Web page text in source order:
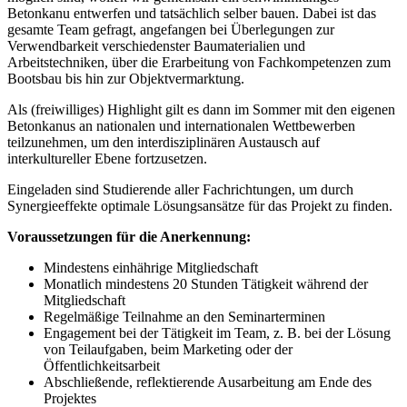
Betonkanu entwerfen und tatsächlich selber bauen. Dabei ist das
gesamte Team gefragt, angefangen bei Überlegungen zur
Verwendbarkeit verschiedenster Baumaterialien und
Arbeitstechniken, über die Erarbeitung von Fachkompetenzen zum
Bootsbau bis hin zur Objektvermarktung.
Als (freiwilliges) Highlight gilt es dann im Sommer mit den eigenen
Betonkanus an nationalen und internationalen Wettbewerben
teilzunehmen, um den interdisziplinären Austausch auf
interkultureller Ebene fortzusetzen.
Eingeladen sind Studierende aller Fachrichtungen, um durch
Synergieeffekte optimale Lösungsansätze für das Projekt zu finden.
Voraussetzungen für die Anerkennung:
Mindestens einhährige Mitgliedschaft
Monatlich mindestens 20 Stunden Tätigkeit während der
Mitgliedschaft
Regelmäßige Teilnahme an den Seminarterminen
Engagement bei der Tätigkeit im Team, z. B. bei der Lösung
von Teilaufgaben, beim Marketing oder der
Öffentlichkeitsarbeit
Abschließende, reflektierende Ausarbeitung am Ende des
Projektes